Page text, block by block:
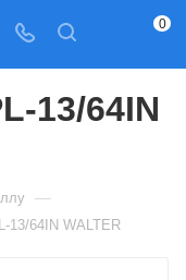
0
13/64IN
—
13/64IN WALTER